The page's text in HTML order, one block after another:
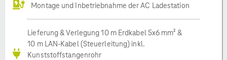
Montage und Inbetriebnahme der AC Ladestation
Lieferung & Verlegung 10 m Erdkabel 5x6 mm² &
10 m LAN-Kabel (Steuerleitung) inkl.
Kunststoffstangenrohr